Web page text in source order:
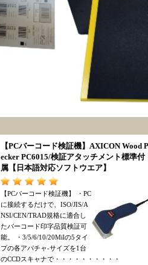
【PCバーコード検証機】 AXICON Wood P
ecker PC6015/検証アタッチメント標準付
属 【 日本語対応ソフトウエア】
【PCバーコード検証機】 ・ PC
に接続するだけで
ISO/JIS/A
NSI/CEN/TRAD規格に適合し
たバーコード印字品質検証可
能。 ・ 3/5/6/10/20Milの5タイ
プの各アパチャ-サイズを1台
のCCDスキャナで ・・・・・・・・・・